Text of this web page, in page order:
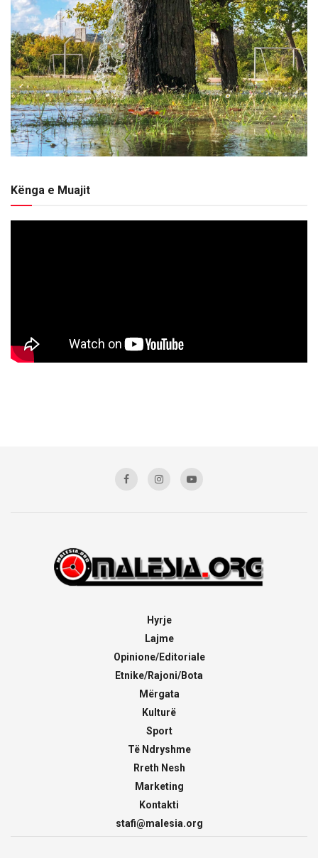
Kënga e Muajit
Hyrje
Lajme
Opinione/Editoriale
Etnike/Rajoni/Bota
Mërgata
Kulturë
Sport
Të Ndryshme
Rreth Nesh
Marketing
Kontakti
stafi@malesia.org